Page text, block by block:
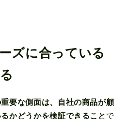
ズに合っている
要な側面は、自社の商品が顧
かどうかを検証できること で